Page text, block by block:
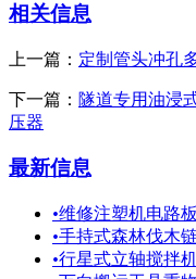
相关信息
上一篇： 定制管头冲孔
下一篇： 隧道专用油浸
压器
最新信息
•维修注塑机电路
•手持式森林伐木
•行星式立轴搅拌